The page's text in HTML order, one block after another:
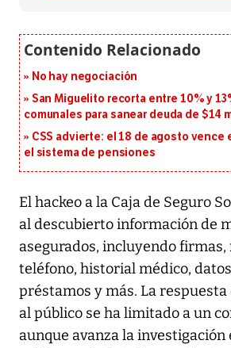
No hay negociación
San Miguelito recorta entre 10% y
comunales para sanear deuda de $14
CSS advierte: el 18 de agosto vence
el sistema de pensiones
El hackeo a la Caja de Seguro
al descubierto información de
asegurados, incluyendo firmas,
teléfono, historial médico,
préstamos y más. La
al público se ha limitado a un
aunque avanza la